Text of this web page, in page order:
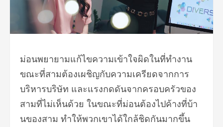
ม่อนพยายามแก้ไขความเข้าใจผิดในที่ทำงาน
ขณะที่สามต้องเผชิญกับความเครียดจากการ
บริหารบริษัท และแรงกดดันจากครอบครัวของ
สามที่ไม่เห็นด้วย ในขณะที่ม่อนต้องไปค้างที่บ้า
นของสาม ทำให้พวกเขาได้ใกล้ชิดกันมากขึ้น